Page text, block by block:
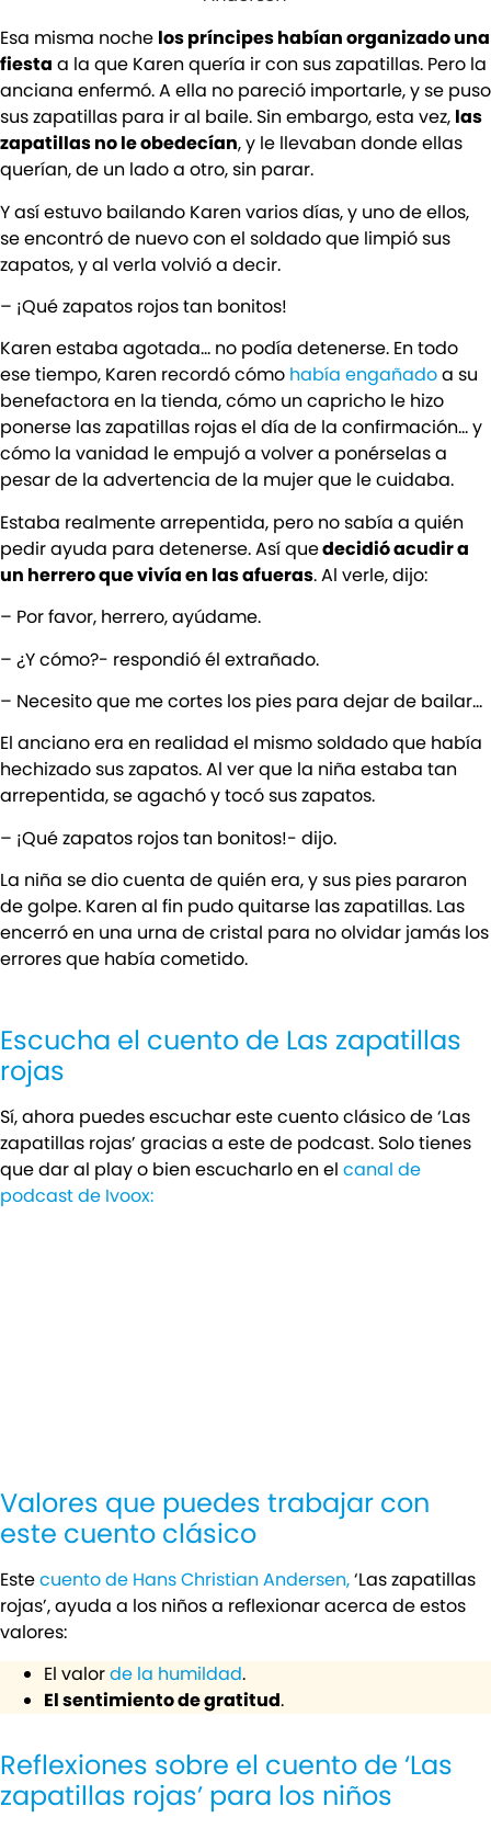
Esa misma noche los príncipes habían organizado una
fiesta a la que Karen quería ir con sus zapatillas. Pero la
anciana enfermó. A ella no pareció importarle, y se puso
sus zapatillas para ir al baile. Sin embargo, esta vez, las
zapatillas no le obedecían, y le llevaban donde ellas
querían, de un lado a otro, sin parar.
Y así estuvo bailando Karen varios días, y uno de ellos,
se encontró de nuevo con el soldado que limpió sus
zapatos, y al verla volvió a decir.
– ¡Qué zapatos rojos tan bonitos!
Karen estaba agotada… no podía detenerse. En todo
ese tiempo, Karen recordó cómo había engañadoa su
benefactora en la tienda, cómo un capricho le hizo
ponerse las zapatillas rojas el día de la confirmación… y
cómo la vanidad le empujó a volver a ponérselas a
pesar de la advertencia de la mujer que le cuidaba.
Estaba realmente arrepentida, pero no sabía a quién
pedir ayuda para detenerse. Así quedecidió acudir a
un herrero que vivía en las afueras. Al verle, dijo:
– Por favor, herrero, ayúdame.
– ¿Y cómo?- respondió él extrañado.
– Necesito que me cortes los pies para dejar de bailar…
El anciano era en realidad el mismo soldado que había
hechizado sus zapatos. Al ver que la niña estaba tan
arrepentida, se agachó y tocó sus zapatos.
– ¡Qué zapatos rojos tan bonitos!- dijo.
La niña se dio cuenta de quién era, y sus pies pararon
de golpe. Karen al fin pudo quitarse las zapatillas. Las
encerró en una urna de cristal para no olvidar jamás los
errores que había cometido.
Escucha el cuento de Las zapatillas
rojas
Sí, ahora puedes escuchar este cuento clásico de ‘Las
zapatillas rojas’ gracias a este de podcast. Solo tienes
que dar al play o bien escucharlo en el canal de
podcast de Ivoox:
Valores que puedes trabajar con
este cuento clásico
Estecuento de Hans Christian Andersen,‘Las zapatillas
rojas’, ayuda a los niños a reflexionar acerca de estos
valores:
El valorde la humildad.
El sentimiento de gratitud.
Reflexiones sobre el cuento de ‘Las
zapatillas rojas’ para los niños